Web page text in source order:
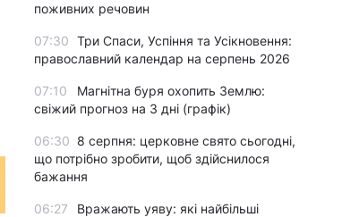
поживних речовин
07:30 Три Спаси, Успіння та Усікновення:
православний календар на серпень 2026
07:10
Магнітна буря охопить Землю:
свіжий прогноз на 3 дні (графік)
06:30 8 серпня: церковне свято сьогодні,
що потрібно зробити, щоб здійснилося
бажання
06:27
Вражають уяву: які найбільші